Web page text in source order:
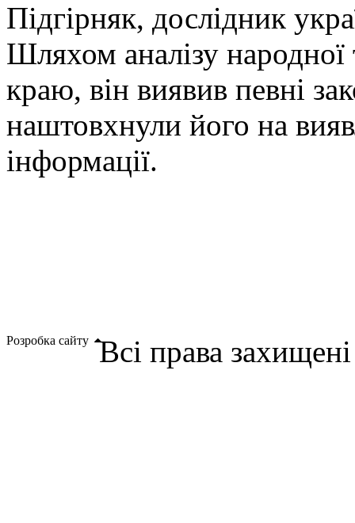
Підгірняк, дослідник
Шляхом аналізу народної
краю, він виявив певні
наштовхнули його на
інформації.
Розробка сайту Всі права